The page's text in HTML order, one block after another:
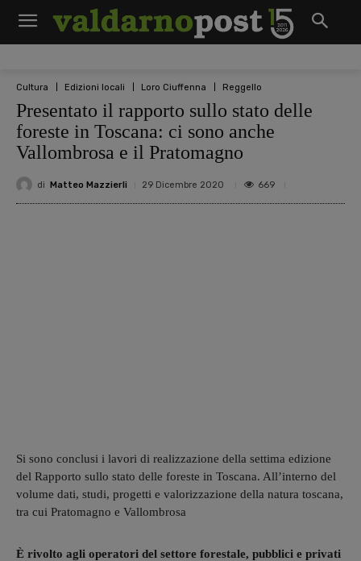
Cultura Edizioni locali Loro Ciuffenna Reggello
Presentato il rapporto sullo stato delle
foreste in Toscana: ci sono anche
Vallombrosa e il Pratomagno
di Matteo Mazzierli 29 Dicembre 2020 669
Si sono conclusi i lavori di realizzazione della settima edizione
del Rapporto sullo stato delle foreste in Toscana. All’interno del
volume dati, studi, progetti e valorizzazione della natura toscana,
tra cui Pratomagno e Vallombrosa
È rivolto agli operatori del settore forestale, pubblici e privati